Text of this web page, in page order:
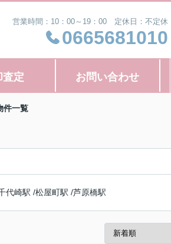
営業時間：10：00～19：00 定休日：不定休
0665681010
査定 お問い合わせ
件一覧
代崎駅 /松屋町駅 /芦原橋駅